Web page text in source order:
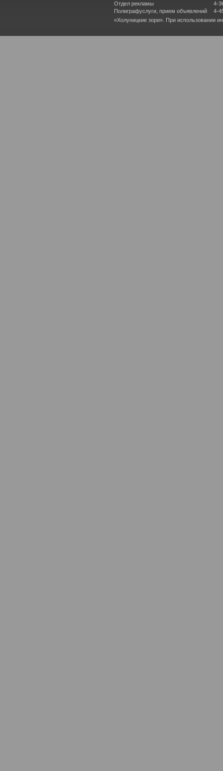
Отдел рекламы
Полиграфуслуги, прием объявлений
4-
4-
«Холуницкие зори». При использовании